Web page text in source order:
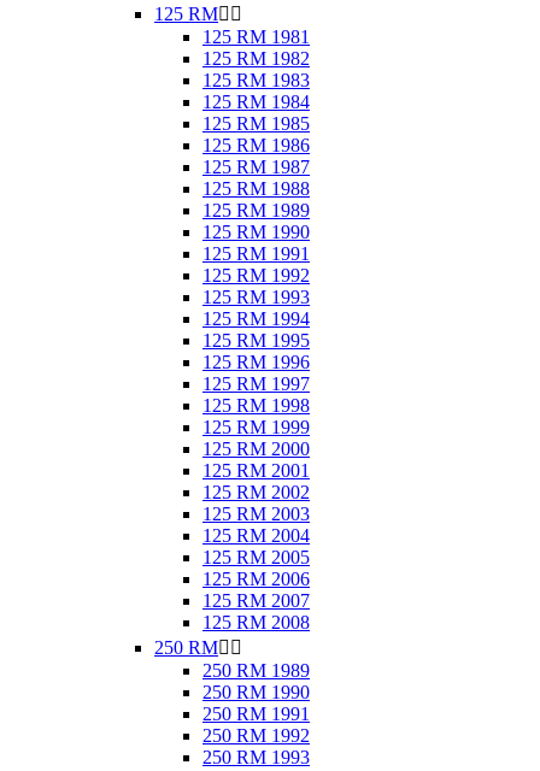
125 RM 
125 RM 1981
125 RM 1982
125 RM 1983
125 RM 1984
125 RM 1985
125 RM 1986
125 RM 1987
125 RM 1988
125 RM 1989
125 RM 1990
125 RM 1991
125 RM 1992
125 RM 1993
125 RM 1994
125 RM 1995
125 RM 1996
125 RM 1997
125 RM 1998
125 RM 1999
125 RM 2000
125 RM 2001
125 RM 2002
125 RM 2003
125 RM 2004
125 RM 2005
125 RM 2006
125 RM 2007
125 RM 2008
250 RM 
250 RM 1989
250 RM 1990
250 RM 1991
250 RM 1992
250 RM 1993